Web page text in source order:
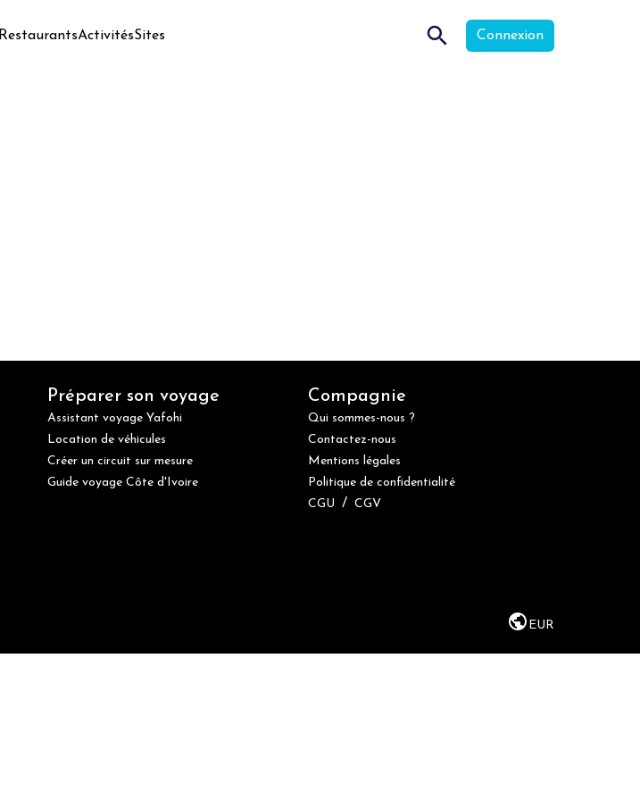
RestaurantsActivitésSites Connexion
Préparer son voyage
Assistant voyage Yafohi
Location de véhicules
Créer un circuit sur mesure
Guide voyage Côte d'Ivoire
Compagnie
Qui sommes-nous ?
Contactez-nous
Mentions légales
Politique de confidentialité
CGU / CGV
EUR